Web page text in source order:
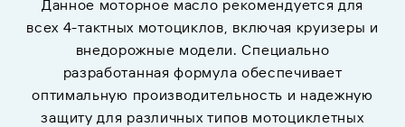
Данное моторное масло рекомендуется для
всех 4-тактных мотоциклов, включая круизеры и
внедорожные модели. Специально
разработанная формула обеспечивает
оптимальную производительность и надежную
защиту для различных типов мотоциклетных